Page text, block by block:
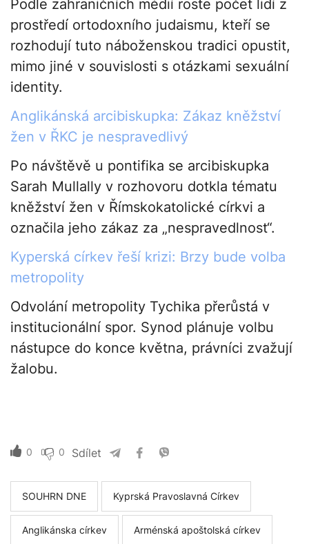
Podle zahraničních médií roste počet lidí z
prostředí ortodoxního judaismu, kteří se
rozhodují tuto náboženskou tradici opustit,
mimo jiné v souvislosti s otázkami sexuální
identity.
Anglikánská arcibiskupka: Zákaz kněžství
žen v ŘKC je nespravedlivý
Po návštěvě u pontifika se arcibiskupka
Sarah Mullally v rozhovoru dotkla tématu
kněžství žen v Římskokatolické církvi a
označila jeho zákaz za „nespravedlnost“.
Kyperská církev řeší krizi: Brzy bude volba
metropolity
Odvolání metropolity Tychika přerůstá v
institucionální spor. Synod plánuje volbu
nástupce do konce května, právníci zvažují
žalobu.
0 0 Sdílet
SOUHRN DNE Kyprská Pravoslavná Církev
Anglikánska církev Arménská apoštolská církev